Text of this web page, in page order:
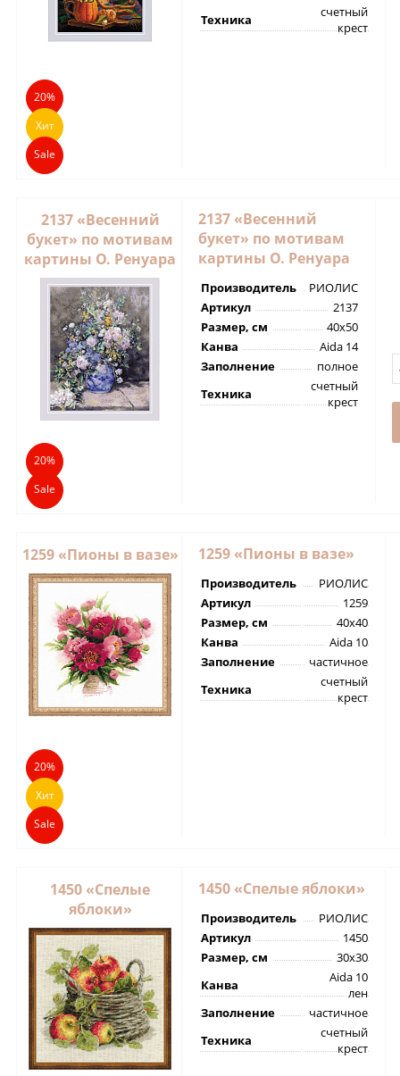
20%
Хит
Sale
Техника
счетный
крест
2137 «Весенний
букет» по мотивам
картины О. Ренуара
20%
Sale
2137 «Весенний
букет» по мотивам
картины О. Ренуара
Производитель
РИОЛИС
Артикул
2137
Размер, см
40х50
Канва
Aida 14
Заполнение
полное
Техника
счетный
крест
1259 «Пионы в вазе»
20%
Хит
Sale
1259 «Пионы в вазе»
Производитель
РИОЛИС
Артикул
1259
Размер, см
40х40
Канва
Aida 10
Заполнение
частичное
Техника
счетный
крест
1450 «Спелые
яблоки»
1450 «Спелые яблоки»
Производитель
РИОЛИС
Артикул
1450
Размер, см
30х30
Канва
Aida 10
лен
Заполнение
частичное
Техника
счетный
крест